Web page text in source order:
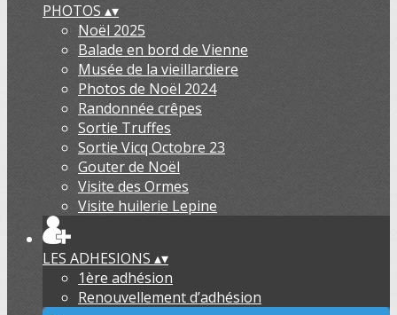
PHOTOS ▴▾
Noël 2025
Balade en bord de Vienne
Musée de la vieillardiere
Photos de Noël 2024
Randonnée crêpes
Sortie Truffes
Sortie Vicq Octobre 23
Gouter de Noël
Visite des Ormes
Visite huilerie Lepine
LES ADHESIONS ▴▾
1ère adhésion
Renouvellement d’adhésion